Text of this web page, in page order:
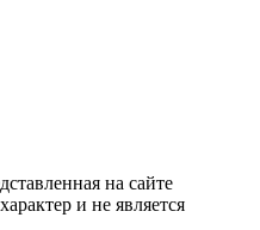
на сайте
и не является